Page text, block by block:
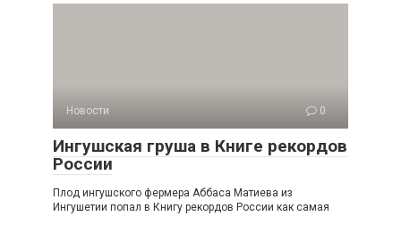
Новости 0
Ингушская груша в Книге рекордов
России
Плод ингушского фермера Аббаса Матиева из
Ингушетии попал в Книгу рекордов России как самая